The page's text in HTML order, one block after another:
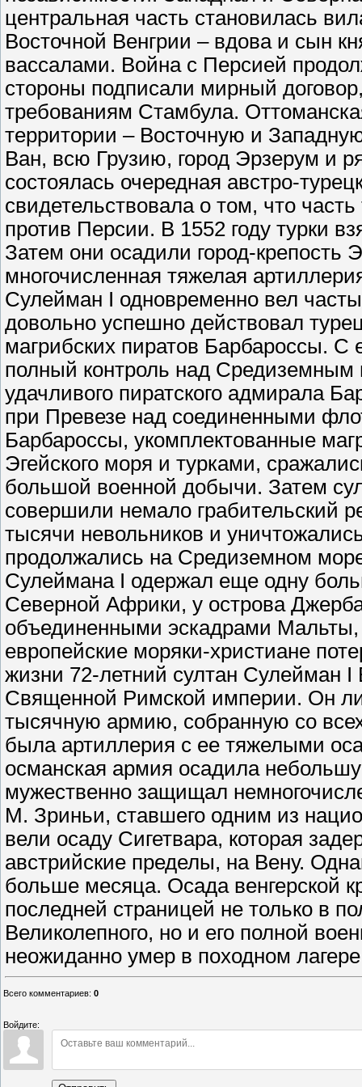
центральная часть становилась
Восточной Венгрии – вдова и сын
вассалами. Война с Персией
стороны подписали мирный
требованиям Стамбула.
территории – Восточную и
Ван, всю Грузию, город Эрзерум и
состоялась очередная австро-
свидетельствовала о том, что
против Персии. В 1552 году турки
Затем они осадили город-крепость
многочисленная тяжелая
Сулейман I одновременно вел
довольно успешно действовал
магрибских пиратов Барбароссы.
полный контроль над Средиземным
удачливого пиратского адмирала
при Превезе над соединенными
Барбароссы, укомплектованные
Эгейского моря и турками,
большой военной добычи. Затем
совершили немало грабительский
тысячи невольников и
продолжались на Средиземном
Сулеймана I одержал еще одну
Северной Африки, у острова
объединенными эскадрами
европейские моряки-христиане
жизни 72-летний султан Сулейман
Священной Римской империи. Он
тысячную армию, собранную со
была артиллерия с ее тяжелыми
османская армия осадила
мужественно защищал
М. Зриньи, ставшего одним из
вели осаду Сигетвара, которая
австрийские пределы, на Вену.
больше месяца. Осада венгерской
последней страницей не только в
Великолепного, но и его полной
неожиданно умер в походном
Всего комментариев: 0
Войдите: